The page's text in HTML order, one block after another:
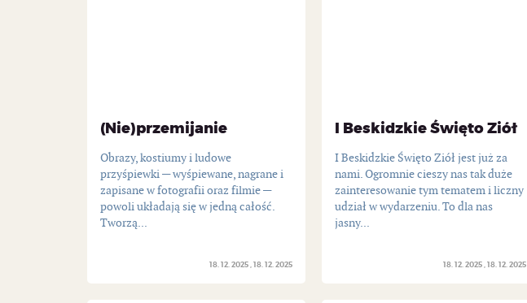
(Nie)przemijanie
18. 12. 2025 18. 12. 2025
Obrazy, kostiumy i ludowe
przyśpiewki — wyśpiewane, nagrane i
zapisane w fotografii oraz filmie —
powoli układają się w jedną całość.
Tworzą...
I Beskidzkie Święto Ziół
18. 12. 2025 18. 12. 2025
I Beskidzkie Święto Ziół jest już za
nami. Ogromnie cieszy nas tak duże
zainteresowanie tym tematem i liczny
udział w wydarzeniu. To dla nas
jasny...